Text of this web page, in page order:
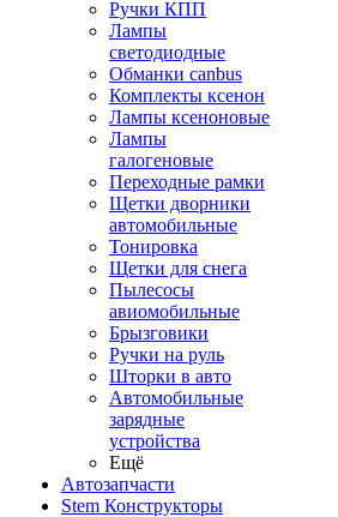
Ручки КПП
Лампы
светодиодные
Обманки canbus
Комплекты ксенон
Лампы ксеноновые
Лампы
галогеновые
Переходные рамки
Щетки дворники
автомобильные
Тонировка
Щетки для снега
Пылесосы
авиомобильные
Брызговики
Ручки на руль
Шторки в авто
Автомобильные
зарядные
устройства
Ещё
Автозапчасти
Stem Конструкторы